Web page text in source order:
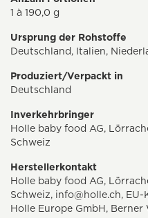
1 à 190,0 g
Ursprung der Rohstoffe
Deutschland, Italien,
Produziert/Verpackt in
Deutschland
Inverkehrbringer
Holle baby food AG,
Schweiz
Herstellerkontakt
Holle baby food AG,
Schweiz, info@holle.ch,
Holle Europe GmbH,